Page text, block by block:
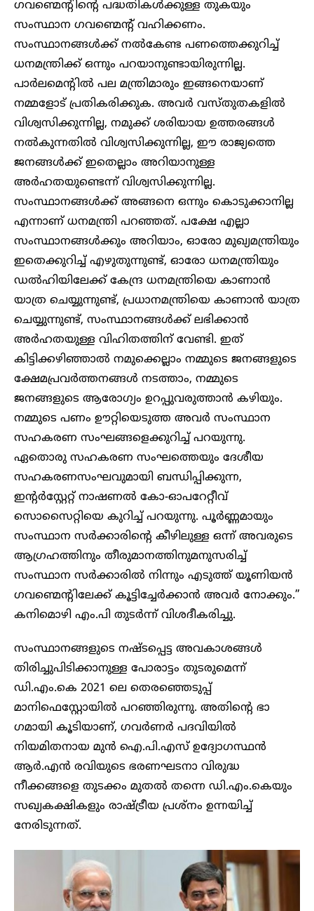
ഗവണ്മെന്റിന്റെ പദ്ധതികൾക്കുള്ള തുകയും
സംസ്ഥാന ഗവണ്മെന്റ് വഹിക്കണം.
സംസ്ഥാനങ്ങൾക്ക് നൽകേണ്ട പണത്തെക്കുറിച്ച്
ധനമന്ത്രിക്ക് ഒന്നും പറയാനുണ്ടായിരുന്നില്ല.
പാർലമെന്റിൽ പല മന്ത്രിമാരും ഇങ്ങനെയാണ്
നമ്മളോട് പ്രതികരിക്കുക. അവർ വസ്തുതകളിൽ
വിശ്വസിക്കുന്നില്ല, നമുക്ക് ശരിയായ ഉത്തരങ്ങൾ
നൽകുന്നതിൽ വിശ്വസിക്കുന്നില്ല, ഈ രാജ്യത്തെ
ജനങ്ങൾക്ക് ഇതെല്ലാം അറിയാനുള്ള
അർഹതയുണ്ടെന്ന് വിശ്വസിക്കുന്നില്ല.
സംസ്ഥാനങ്ങൾക്ക് അങ്ങനെ ഒന്നും കൊടുക്കാനില്ല
എന്നാണ് ധനമന്ത്രി പറഞ്ഞത്. പക്ഷേ എല്ലാ
സംസ്ഥാനങ്ങൾക്കും അറിയാം, ഓരോ മുഖ്യമന്ത്രിയും
ഇതെക്കുറിച്ച് എഴുതുന്നുണ്ട്, ഓരോ ധനമന്ത്രിയും
ഡൽഹിയിലേക്ക് കേന്ദ്ര ധനമന്ത്രിയെ കാണാൻ
യാത്ര ചെയ്യുന്നുണ്ട്, പ്രധാനമന്ത്രിയെ കാണാൻ യാത്ര
ചെയ്യുന്നുണ്ട്, സംസ്ഥാനങ്ങൾക്ക് ലഭിക്കാൻ
അർഹതയുള്ള വിഹിതത്തിന് വേണ്ടി. ഇത്
കിട്ടിക്കഴിഞ്ഞാൽ നമുക്കെല്ലാം നമ്മുടെ ജനങ്ങളുടെ
ക്ഷേമപ്രവർത്തനങ്ങൾ നടത്താം, നമ്മുടെ
ജനങ്ങളുടെ ആരോഗ്യം ഉറപ്പുവരുത്താൻ കഴിയും.
നമ്മുടെ പണം ഊറ്റിയെടുത്ത അവർ സംസ്ഥാന
സഹകരണ സംഘങ്ങളെക്കുറിച്ച് പറയുന്നു.
ഏതൊരു സഹകരണ സംഘത്തെയും ദേശീയ
സഹകരണസംഘവുമായി ബന്ധിപ്പിക്കുന്ന,
ഇന്റർസ്റ്റേറ്റ് നാഷണൽ കോ-ഓപറേറ്റീവ്
സൊസെെറ്റിയെ കുറിച്ച് പറയുന്നു. പൂർണ്ണമായും
സംസ്ഥാന സർക്കാരിന്റെ കീഴിലുള്ള ഒന്ന് അവരുടെ
ആഗ്രഹത്തിനും തീരുമാനത്തിനുമനുസരിച്ച്
സംസ്ഥാന സർക്കാരിൽ നിന്നും എടുത്ത് യൂണിയൻ
ഗവണ്മെന്റിലേക്ക് കൂട്ടിച്ചേർക്കാൻ അവർ നോക്കും.”
കനിമൊഴി എം.പി തുടർന്ന് വിശദീകരിച്ചു.
സംസ്ഥാനങ്ങളുടെ നഷ്ടപ്പെട്ട അവകാശങ്ങൾ
തിരിച്ചുപിടിക്കാനുള്ള പോരാട്ടം തുടരുമെന്ന്
ഡി.എം.കെ 2021 ലെ തെരഞ്ഞെടുപ്പ്
മാനിഫെസ്റ്റോയിൽ പറഞ്ഞിരുന്നു. അതിന്റെ ഭാ​
ഗമായി കൂടിയാണ്, ഗവർണർ പദവിയിൽ
നിയമിതനായ മുൻ ഐ.പി.എസ് ഉദ്യോഗസ്ഥൻ
ആർ.എൻ രവിയുടെ ഭരണഘടനാ വിരുദ്ധ
നീക്കങ്ങളെ തുടക്കം മുതൽ തന്നെ ഡി.എം.കെയും
സഖ്യകക്ഷികളും രാഷ്ട്രീയ പ്രശ്‌നം ഉന്നയിച്ച്
നേരിടുന്നത്.